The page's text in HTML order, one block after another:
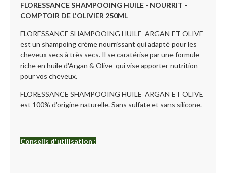
FLORESSANCE SHAMPOOING HUILE - NOURRIT -
COMPTOIR DE L'OLIVIER 250ML
FLORESSANCE SHAMPOOING HUILE ARGAN ET OLIVE
est un shampoing crème nourrissant qui adapté pour les
cheveux secs à très secs. Il se caratérise par une formule
riche en huile d'Argan & Olive qui vise apporter nutrition
pour vos cheveux.
FLORESSANCE SHAMPOOING HUILE ARGAN ET OLIVE
est 100% d'origine naturelle. Sans sulfate et sans silicone.
Conseils d'utilisation :